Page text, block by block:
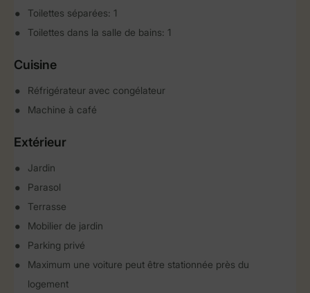
Toilettes séparées: 1
Toilettes dans la salle de bains: 1
Cuisine
Réfrigérateur avec congélateur
Machine à café
Extérieur
Jardin
Parasol
Terrasse
Mobilier de jardin
Parking privé
Maximum une voiture peut être stationnée près du
logement